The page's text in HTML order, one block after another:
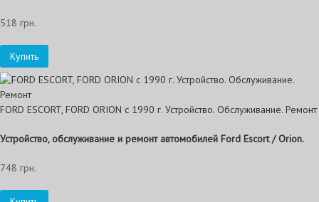
518 грн.
Купить
FORD ESCORT, FORD ORION с 1990 г. Устройство. Обслуживание. Ремонт
Устройство, обслуживание и ремонт автомобилей Ford Escort / Orion.
748 грн.